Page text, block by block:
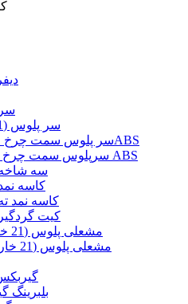
سر پلوس (21 خار)
سر پلوس سمت چرخ ۲۱ خارABS
سرپلوس سمت چرخ 22 خار ABS
سه
کاسه
کاسه نمد
کیت
مشعلی پلوس (21 خار بلند)
مشعلی پلوس (21 خار) کوتاه
بلبرینگ